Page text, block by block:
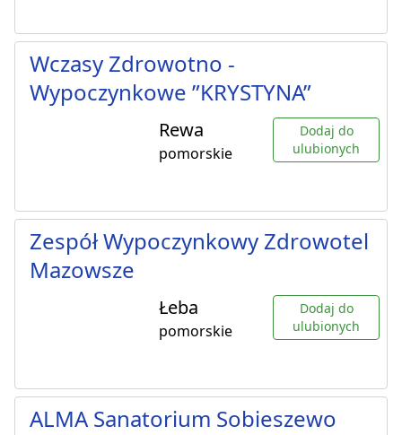
Wczasy Zdrowotno -
Wypoczynkowe ”KRYSTYNA”
Rewa
pomorskie
Dodaj do
ulubionych
Zespół Wypoczynkowy Zdrowotel
Mazowsze
Łeba
pomorskie
Dodaj do
ulubionych
ALMA Sanatorium Sobieszewo